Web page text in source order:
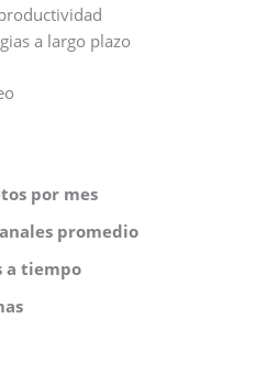
a largo plazo
por mes
promedio
a tiempo